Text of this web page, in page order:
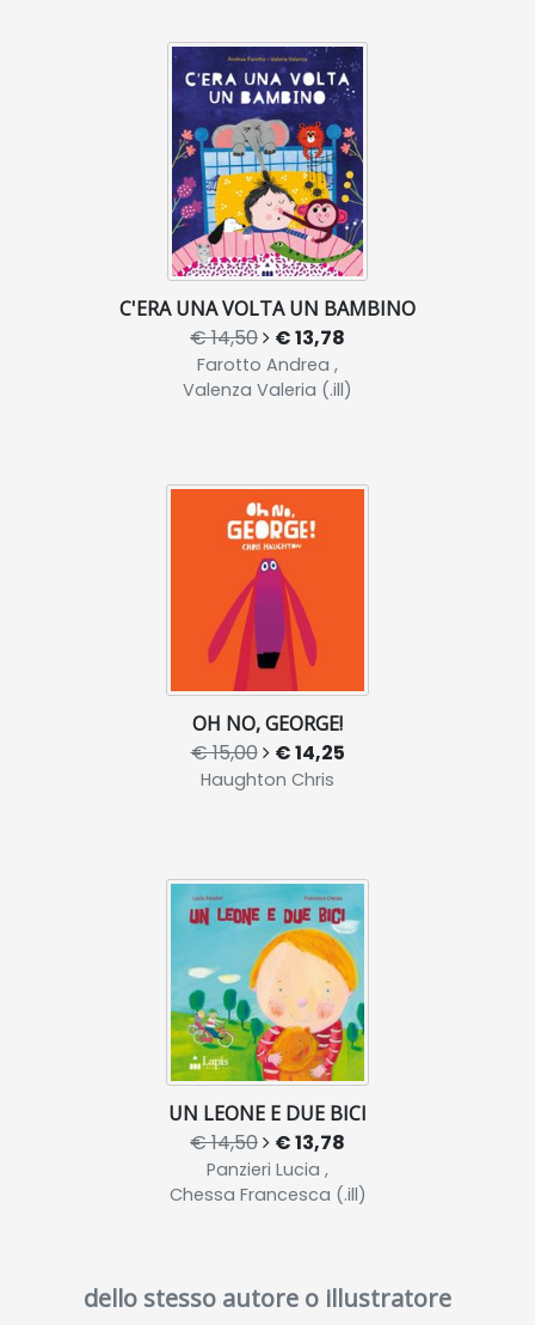
C'ERA UNA VOLTA UN BAMBINO
€ 14,50 € 13,78
Farotto Andrea ,
Valenza Valeria (.ill)
OH NO, GEORGE!
€ 15,00 € 14,25
Haughton Chris
UN LEONE E DUE BICI
€ 14,50 € 13,78
Panzieri Lucia ,
Chessa Francesca (.ill)
dello stesso autore o illustratore